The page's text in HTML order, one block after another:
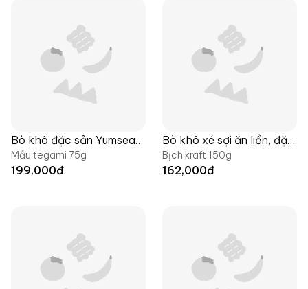
Bò khô đặc sản Yumsea
nguyên miếng
Mẫu tegami 75g
199,000đ
Bò khô xé sợi ăn liền, đặc
sản Yumsea x Langfarm
Bịch kraft 150g
162,000đ